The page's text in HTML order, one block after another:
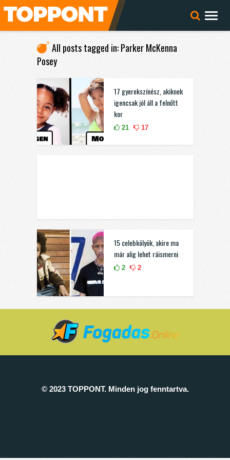
All posts tagged in: Parker McKenna
Posey
17 gyerekszínész, akiknek
igencsak jól áll a felnőtt
kor
21 17
15 celebkölyök, akire ma
már alig lehet ráismerni
2 2
© 2023 TOPPONT. Minden jog fenntartva.